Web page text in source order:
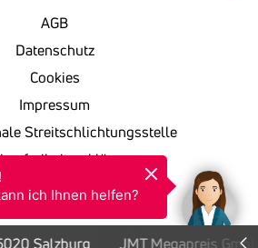
AGB
Datenschutz
Cookies
Impressum
Streitschlichtungsstelle
in einfacher Sprache
Salzburg JMT Megapreis
ich Ihnen helfen?